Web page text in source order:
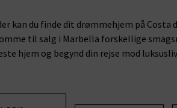
du finde dit drømmehjem på Costa
til salg i Marbella forskellige
hjem og begynd din rejse mod